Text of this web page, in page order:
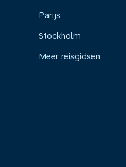
Parijs
Stockholm
Meer reisgidsen